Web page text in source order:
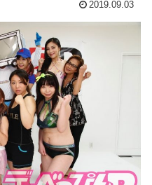
2019.09.03